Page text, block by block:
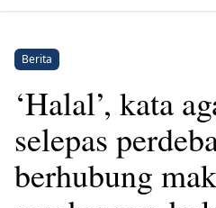
Berita
‘Halal’, kata
selepas
berhubung